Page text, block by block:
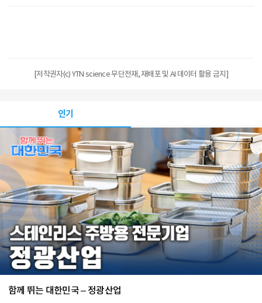
[저작권자(c) YTN science 무단전재, 재배포 및 AI 데이터 활용 금지]
인기
함께 뛰는 대한민국 – 정광산업